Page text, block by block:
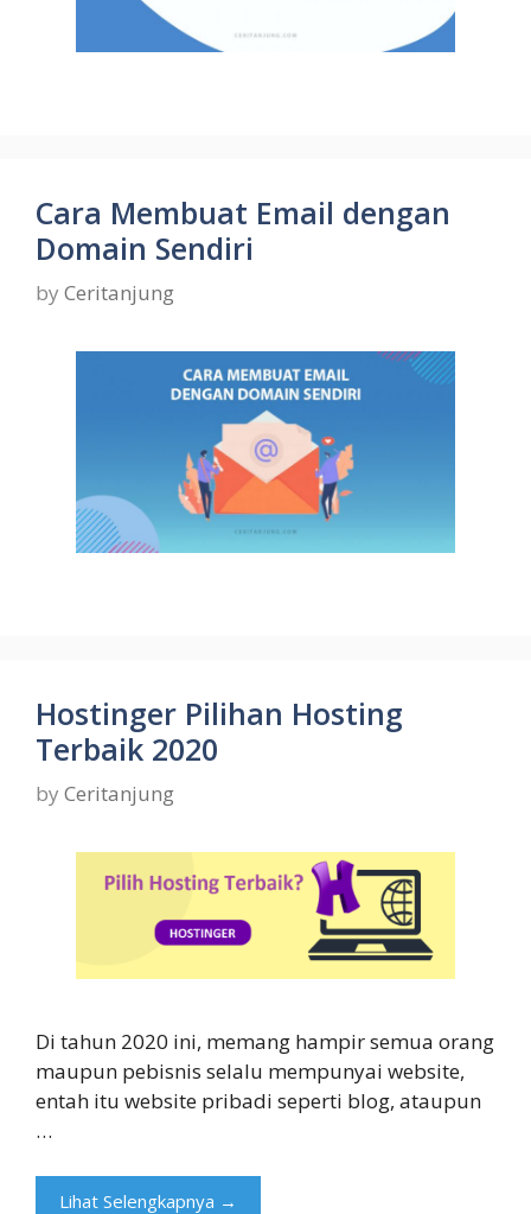
Cara Membuat Email dengan
Domain Sendiri
by Ceritanjung
Hostinger Pilihan Hosting
Terbaik 2020
by Ceritanjung
Di tahun 2020 ini, memang hampir semua orang
maupun pebisnis selalu mempunyai website,
entah itu website pribadi seperti blog, ataupun
…
Lihat Selengkapnya →